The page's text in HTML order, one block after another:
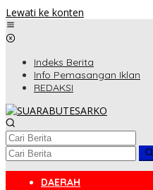
Lewati ke konten
Indeks Berita
Info Pemasangan Iklan
REDAKSI
DAERAH